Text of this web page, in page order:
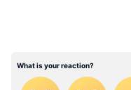
പാനീയം
മഞ്ഞുകാലത്ത്